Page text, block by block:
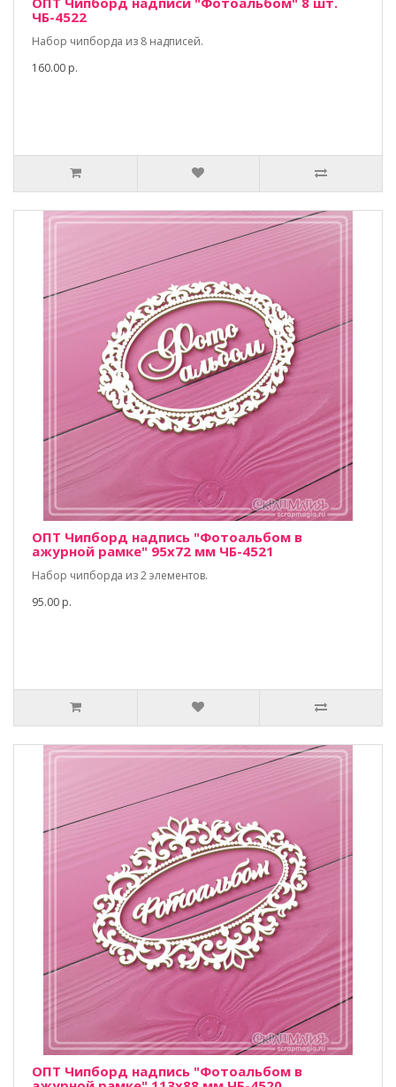
ЧБ-4522
Набор чипборда из 8 надписей.
160.00 р.
ОПТ Чипборд надпись "Фотоальбом в
ажурной рамке" 95х72 мм ЧБ-4521
Набор чипборда из 2 элементов.
95.00 р.
ОПТ Чипборд надпись "Фотоальбом в